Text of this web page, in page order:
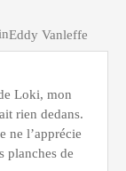
Eddy Vanleffe
Loki, mon
rien dedans.
ne l’apprécie
planches de